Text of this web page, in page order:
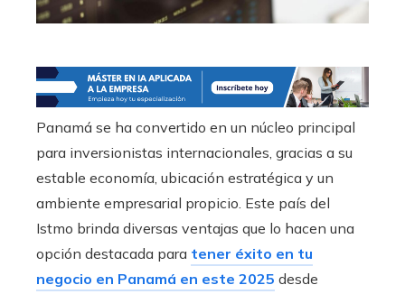
Panamá se ha convertido en un núcleo principal
para inversionistas internacionales, gracias a su
estable economía, ubicación estratégica y un
ambiente empresarial propicio. Este país del
Istmo brinda diversas ventajas que lo hacen una
opción destacada para tener éxito en tu
negocio en Panamá en este 2025 desde